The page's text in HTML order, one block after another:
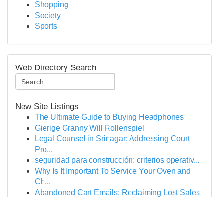
Shopping
Society
Sports
Web Directory Search
New Site Listings
The Ultimate Guide to Buying Headphones
Gierige Granny Will Rollenspiel
Legal Counsel in Srinagar: Addressing Court
Pro...
seguridad para construcción: criterios operativ...
Why Is It Important To Service Your Oven and
Ch...
Abandoned Cart Emails: Reclaiming Lost Sales